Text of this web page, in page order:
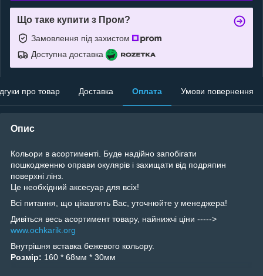
Що таке купити з Пром?
Замовлення під захистом
Доступна доставка
про товар Доставка Оплата Умови повернення
Опис
Кольори в асортименті. Буде надійно запобігати
пошкодженню оправи окулярів і захищати від подряпин
поверхні лінз.
Це необхідний аксесуар для всіх!
Всі питання, що цікавлять Вас, уточнюйте у менеджера!
Дивіться весь асортимент товару, найнижчі ціни ----->
www.ochkarik.org
Внутрішня вставка бежевого кольору.
Розмір: 160 * 68мм * 30мм